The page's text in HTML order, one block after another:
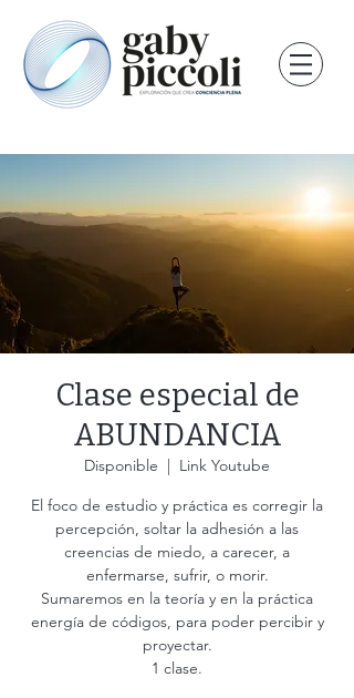
Clase especial de
ABUNDANCIA
Disponible
  |
Link Youtube
El foco de estudio y práctica es corregir la
percepción, soltar la adhesión a las
creencias de miedo, a carecer, a
enfermarse, sufrir, o morir.
Sumaremos en la teoría y en la práctica
energía de códigos, para poder percibir y
proyectar.